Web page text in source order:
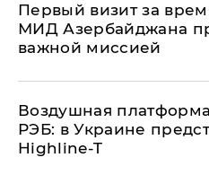
Первый визит за
МИД Азербайджана
важной миссией
Воздушная
РЭБ: в Украине
Highline-T